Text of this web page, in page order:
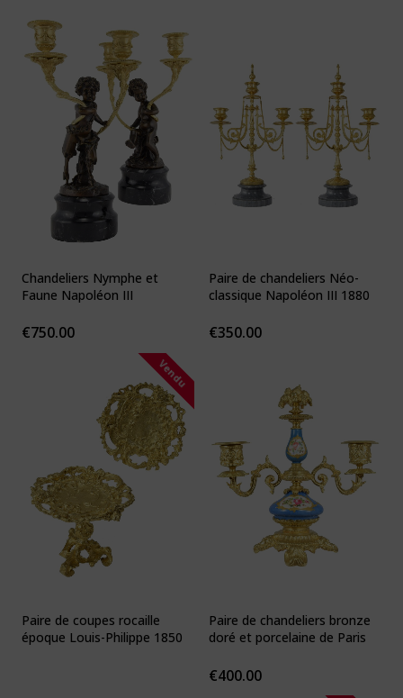
Chandeliers Nymphe et
Faune Napoléon III
€750.00
Paire de chandeliers Néo-
classique Napoléon III 1880
€350.00
Vendu
Paire de coupes rocaille
époque Louis-Philippe 1850
Paire de chandeliers bronze
doré et porcelaine de Paris
€400.00